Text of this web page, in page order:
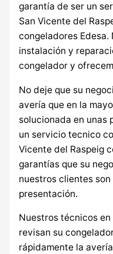
garantía de ser un
San Vicente del
congeladores Edesa.
instalación y
congelador y
No deje que su
avería que en la
solucionada en unas
un servicio tecnico
Vicente del Raspeig
garantías que su
nuestros clientes
presentación.
Nuestros técnicos
revisan su
rápidamente la